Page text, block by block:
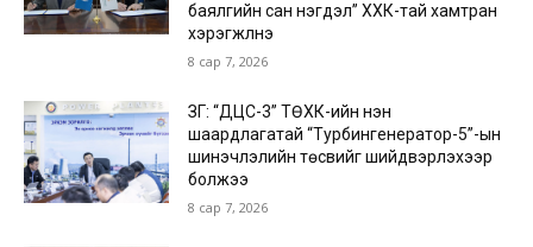
баялгийн сан нэгдэл” ХХК-тай хамтран
хэрэгжүүлнэ
8 сар 7, 2026
ЗГ: “ДЦС-3” ТӨХК-ийн нэн
шаардлагатай “Турбингенератор-5”-ын
шинэчлэлийн төсвийг шийдвэрлэхээр
болжээ
8 сар 7, 2026